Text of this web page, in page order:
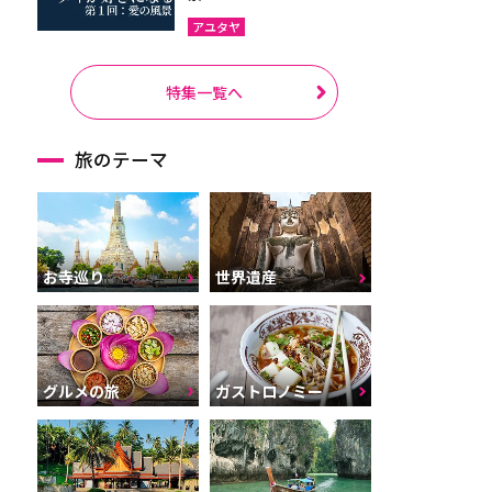
アユタヤ
特集一覧へ
旅のテーマ
お寺巡り 世界遺産
グルメの旅 ガストロノミー